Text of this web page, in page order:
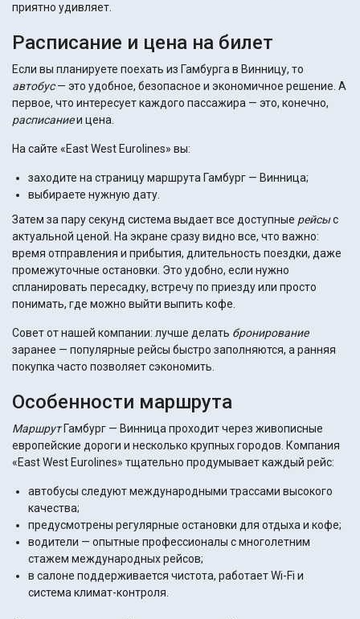
приятно удивляет.
Расписание и цена на билет
Если вы планируете поехать из Гамбурга в Винницу, то
автобус— это удобное, безопасное и экономичное решение. А
первое, что интересует каждого пассажира — это, конечно,
расписаниеи цена.
На сайте «East West Eurolines» вы:
заходите на страницу маршрута Гамбург — Винница;
выбираете нужную дату.
Затем за пару секунд система выдает все доступные рейсыс
актуальной ценой. На экране сразу видно все, что важно:
время отправления и прибытия, длительность поездки, даже
промежуточные остановки. Это удобно, если нужно
спланировать пересадку, встречу по приезду или просто
понимать, где можно выйти выпить кофе.
Совет от нашей компании: лучше делать бронирование
заранее — популярные рейсы быстро заполняются, а ранняя
покупка часто позволяет сэкономить.
Особенности маршрута
МаршрутГамбург — Винница проходит через живописные
европейские дороги и несколько крупных городов. Компания
«East West Eurolines» тщательно продумывает каждый рейс:
автобусы следуют международными трассами высокого
качества;
предусмотрены регулярные остановки для отдыха и кофе;
водители — опытные профессионалы с многолетним
стажем международных рейсов;
в салоне поддерживается чистота, работает Wi-Fi и
система климат-контроля.